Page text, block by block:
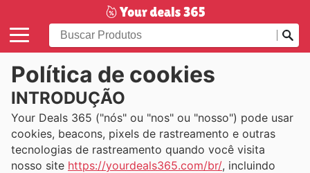
Política de cookies
INTRODUÇÃO
Your Deals 365 ("nós" ou "nos" ou "nosso") pode usar
cookies, beacons, pixels de rastreamento e outras
tecnologias de rastreamento quando você visita
nosso site https://yourdeals365.com/br/, incluindo